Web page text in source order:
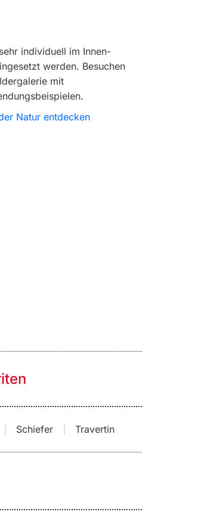
individuell im Innen-
werden. Besuchen
mit
Natur entdecken
Schiefer Travertin